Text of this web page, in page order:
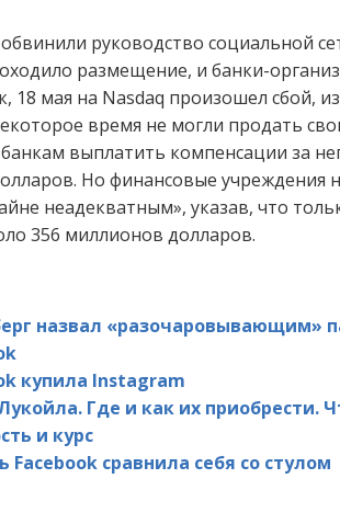
руководство социальной
размещение, и банки-
18 мая на Nasdaq произошел сбой,
время не могли продать
выплатить компенсации за
Но финансовые учреждения
неадекватным», указав, что
356 миллионов долларов.
назвал «разочаровывающим»
купила Instagram
Где и как их приобрести.
и курс
Facebook сравнила себя со стулом